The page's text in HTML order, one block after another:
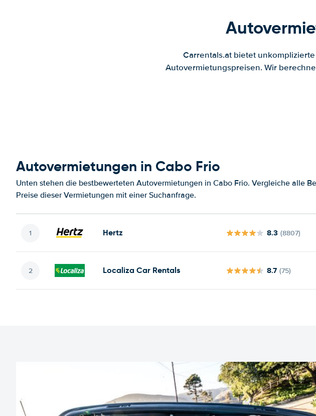
Carrentals.at bietet
Autovermietungspreisen. Wir
Autovermietungen in Cabo Frio
Unten stehen die bestbewerteten Autovermietungen in Cabo Frio. Vergleiche alle
Preise dieser Vermietungen mit einer Suchanfrage.
Hertz 8.3 (8807)
Localiza Car Rentals 8.7 (75)